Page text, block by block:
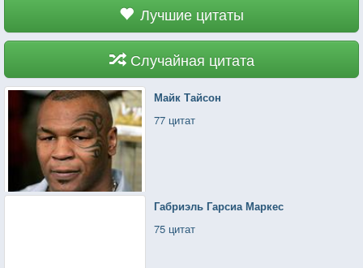
Лучшие цитаты
Случайная цитата
Майк Тайсон
77 цитат
Габриэль Гарсиа Маркес
75 цитат